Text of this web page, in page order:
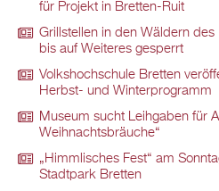
für Projekt in Bretten-Ruit
Grillstellen in den Wäldern
bis auf Weiteres gesperrt
Volkshochschule Bretten
Herbst- und Winterprogramm
Museum sucht Leihgaben für
Weihnachtsbräuche“
„Himmlisches Fest“ am
Stadtpark Bretten